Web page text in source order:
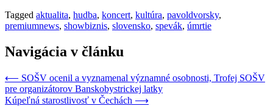
Tagged aktualita, hudba, koncert, kultúra, pavoldvorsky,
premiumnews, showbiznis, slovensko, spevák, úmrtie
Navigácia v článku
⟵ SOŠV ocenil a vyznamenal významné osobnosti, Trofej SOŠV
pre organizátorov Banskobystrickej latky
Kúpeľná starostlivosť v Čechách ⟶